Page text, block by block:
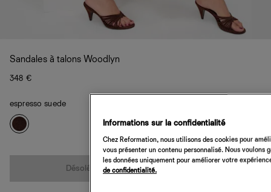
Sandales à talons Woodlyn
348 €
espresso suede
Désolé, cet article n’est pas disponible
Informations sur la confidentialité
Chez Reformation, nous utilisons des cookies pour
vous présenter un contenu personnalisé. Nous
les données uniquement pour améliorer votre
de confidentialité.